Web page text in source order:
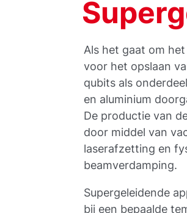
Als het gaat om
voor het opslaan
qubits als
en aluminium
De productie van
door middel van
laserafzetting en
beamverdamping.
Supergeleidende
bij een bepaalde